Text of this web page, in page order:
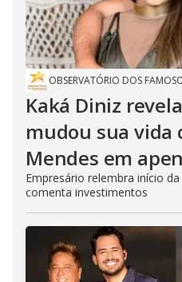
OBSERVATÓRIO DOS
Kaká Diniz
mudou sua vida
Mendes em
Empresário relembra início
comenta investimentos